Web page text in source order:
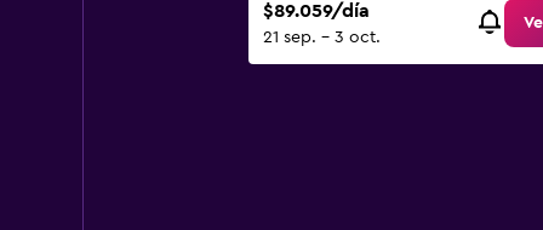
$89.059/día
21 sep. - 3 oct.